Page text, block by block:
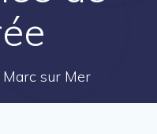
Marc sur Mer